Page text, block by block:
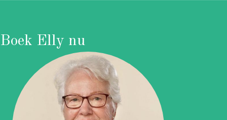
Boek Elly nu